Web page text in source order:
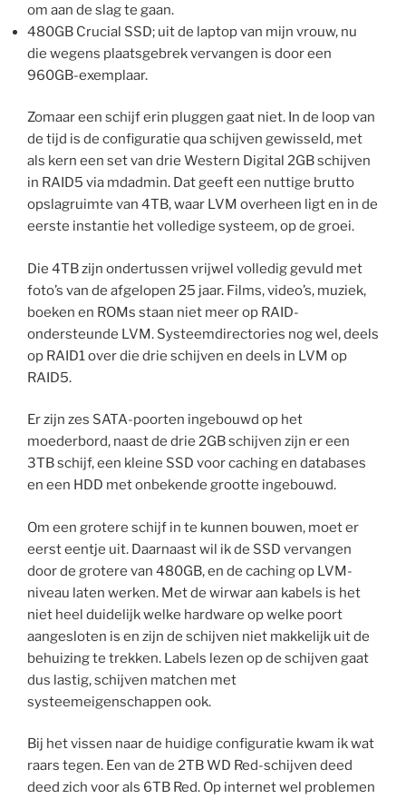
om aan de slag te gaan.
480GB Crucial SSD; uit de laptop van mijn vrouw, nu
die wegens plaatsgebrek vervangen is door een
960GB-exemplaar.
Zomaar een schijf erin pluggen gaat niet. In de loop van
de tijd is de configuratie qua schijven gewisseld, met
als kern een set van drie Western Digital 2GB schijven
in RAID5 via mdadmin. Dat geeft een nuttige brutto
opslagruimte van 4TB, waar LVM overheen ligt en in de
eerste instantie het volledige systeem, op de groei.
Die 4TB zijn ondertussen vrijwel volledig gevuld met
foto’s van de afgelopen 25 jaar. Films, video’s, muziek,
boeken en ROMs staan niet meer op RAID-
ondersteunde LVM. Systeemdirectories nog wel, deels
op RAID1 over die drie schijven en deels in LVM op
RAID5.
Er zijn zes SATA-poorten ingebouwd op het
moederbord, naast de drie 2GB schijven zijn er een
3TB schijf, een kleine SSD voor caching en databases
en een HDD met onbekende grootte ingebouwd.
Om een grotere schijf in te kunnen bouwen, moet er
eerst eentje uit. Daarnaast wil ik de SSD vervangen
door de grotere van 480GB, en de caching op LVM-
niveau laten werken. Met de wirwar aan kabels is het
niet heel duidelijk welke hardware op welke poort
aangesloten is en zijn de schijven niet makkelijk uit de
behuizing te trekken. Labels lezen op de schijven gaat
dus lastig, schijven matchen met
systeemeigenschappen ook.
Bij het vissen naar de huidige configuratie kwam ik wat
raars tegen. Een van de 2TB WD Red-schijven deed
deed zich voor als 6TB Red. Op internet wel problemen